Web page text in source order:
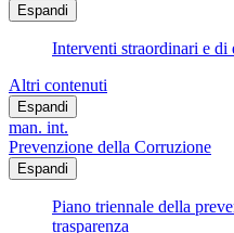
Espandi
Interventi straordinari e di
Altri contenuti
Espandi
man. int.
Prevenzione della Corruzione
Espandi
Piano triennale della
trasparenza